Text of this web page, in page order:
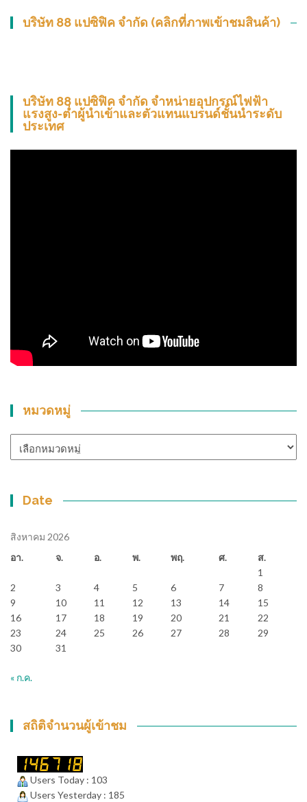
บริษัท 88 แปซิฟิค จำกัด (คลิกที่ภาพเข้าชมสินค้า)
บริษัท 88 แปซิฟิค จำกัด จำหน่ายอุปกรณ์ไฟฟ้า
แรงสูง-ต่ำผู้นำเข้าและตัวแทนแบรนด์ชั้นนำระดับ
ประเทศ
หมวดหมู่
หมู่
Date
สิงหาคม 2026
อา.
จ. อ. พ. พฤ. ศ.
ส.
1
2
3 4 5 6 7
8
9
10 11 12 13 14
15
16
17 18 19 20 21
22
23
24 25 26 27 28
29
30
31
« ก.ค.
สถิติจำนวนผู้เข้าชม
Users Today : 103
Users Yesterday : 185